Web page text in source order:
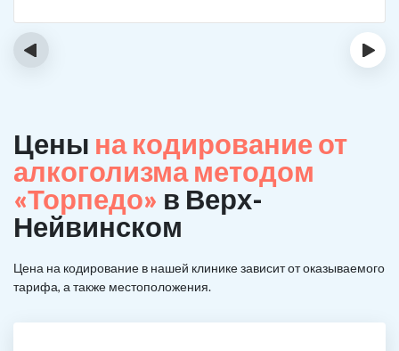
‹ ›
Цены на кодирование от
алкоголизма методом
«Торпедо» в Верх-
Нейвинском
Цена на кодирование в нашей клинике зависит от оказываемого
тарифа, а также местоположения.